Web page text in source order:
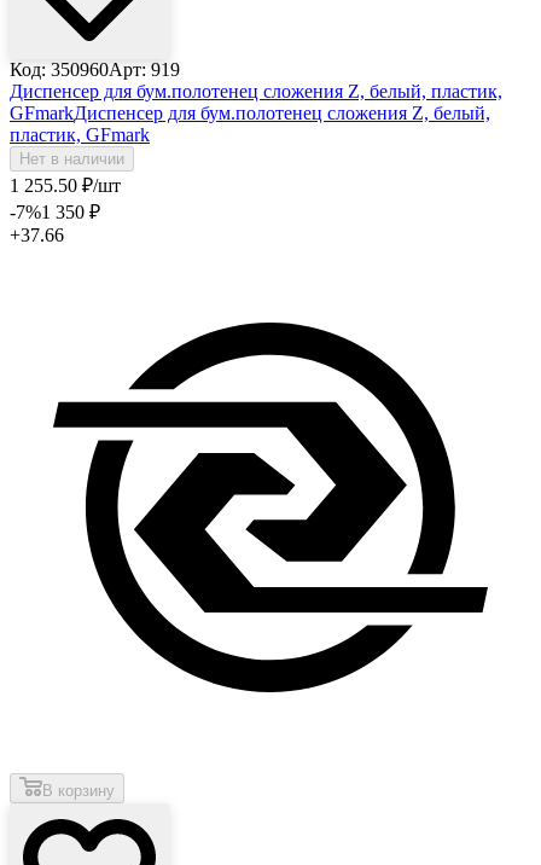
Код: 350960Арт: 919
Диспенсер для бум.полотенец сложения Z, белый, пластик,
GFmarkДиспенсер для бум.полотенец сложения Z, белый,
пластик, GFmark
Нет в наличии
1 255.50 ₽/шт
-7%1 350 ₽
+37.66
В корзину